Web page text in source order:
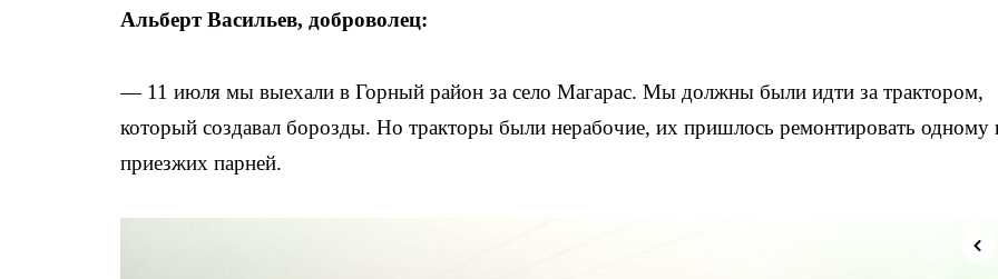
Альберт Васильев, доброволец:
— 11 июля мы выехали в Горный район за село Магарас. Мы должны были идти за трактором,
который создавал борозды. Но тракторы были нерабочие, их пришлось ремонтировать одному
приезжих парней.